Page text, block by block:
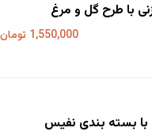
با طرح گل و مرغ
1,550,000 تومان
با بسته بندی نفیس